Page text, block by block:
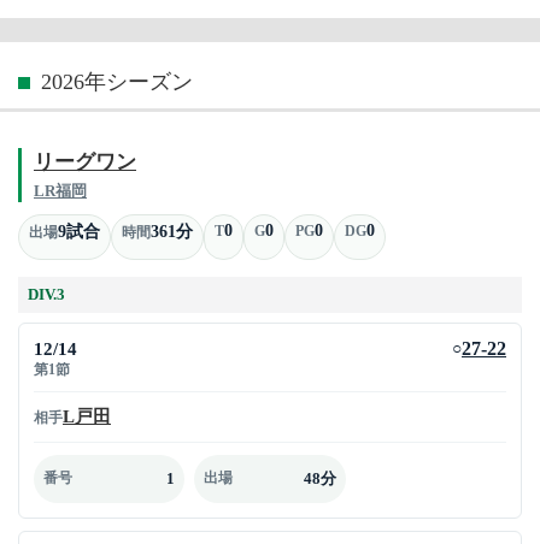
2026年シーズン
リーグワン
LR福岡
出場9試合 時間361分 T0 G0 PG0 DG0
DIV.3
12/14
第1節
○27-22
相手L戸田
番号 1 出場 48分